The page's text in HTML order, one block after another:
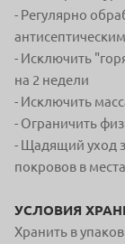
- Регулярно
- Исключить
на 2 недели
- Исключить
- Ограничить
- Щадящий уход
покровов в
УСЛОВИЯ
Хранить в